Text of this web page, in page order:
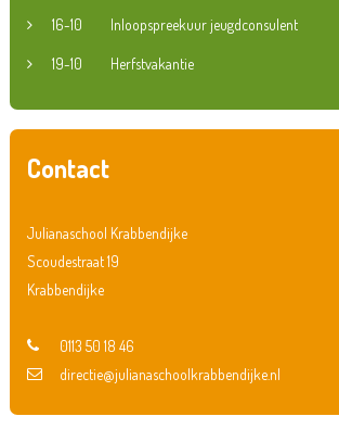
16-10 Inloopspreekuur jeugdconsulent
19-10 Herfstvakantie
Contact
Julianaschool Krabbendijke
Scoudestraat 19
Krabbendijke
0113 50 18 46
directie@julianaschoolkrabbendijke.nl